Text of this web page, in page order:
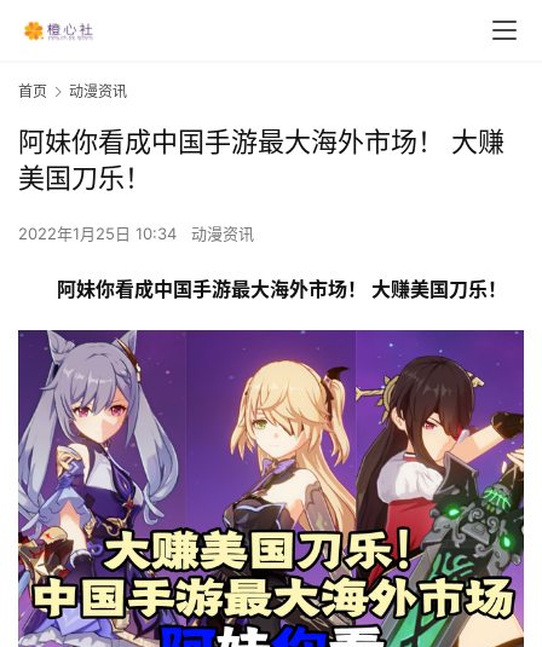
首页 动漫资讯
阿妹你看成中国手游最大海外市场！ 大赚
美国刀乐！
2022年1月25日 10:34 动漫资讯
阿妹你看成中国手游最大海外市场！ 大赚美国刀乐！